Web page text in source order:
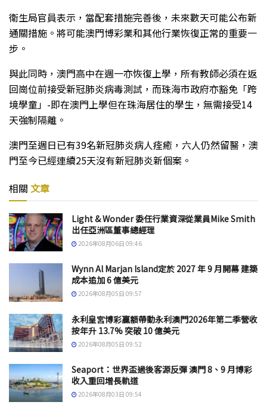
衛生局官員表示，當配套措施完善後，未來數天可能公布新
通關措施。將可能澳門博彩業和其他行業恢復正常的重要一
步。
與此同時，澳門高中在週一亦恢復上學，所有教師必須在返
回崗位前接受新冠肺炎病毒測試，而珠海市政府亦豁免「跨
境學童」-即在澳門上學但在珠海居住的學生，無需接受14
天強制隔離。
澳門至週日已有39名新冠肺炎病人痊癒，六人仍然留醫，澳
門至今已經連續25天沒有新冠肺炎新個案。
相關 文章
Light & Wonder 委任行業資深從業員Mike Smith
出任亞洲區董事總經理
2026年08月06日 09:46
Wynn Al Marjan Island定於 2027 年 9 月開幕 建築
成本追加 6 億美元
2026年08月05日 09:57
永利皇宮博彩贏額帶動永利澳門2026年第二季營收
按年升 13.7% 突破 10 億美元
2026年08月05日 09:52
Seaport：世界盃過後客源反彈 澳門 8、9 月博彩
收入重回增長軌道
2026年08月03日 09:54